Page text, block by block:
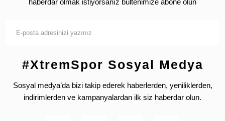
haberdar olmak istiyorsanız bültenimize abone olun
#XtremSpor Sosyal Medya
Sosyal medya’da bizi takip ederek haberlerden, yeniliklerden,
indirimlerden ve kampanyalardan ilk siz haberdar olun.